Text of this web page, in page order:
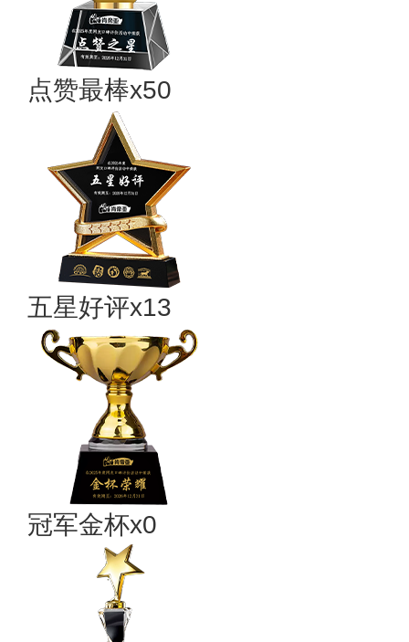
点赞最棒x50
五星好评x13
冠军金杯x0